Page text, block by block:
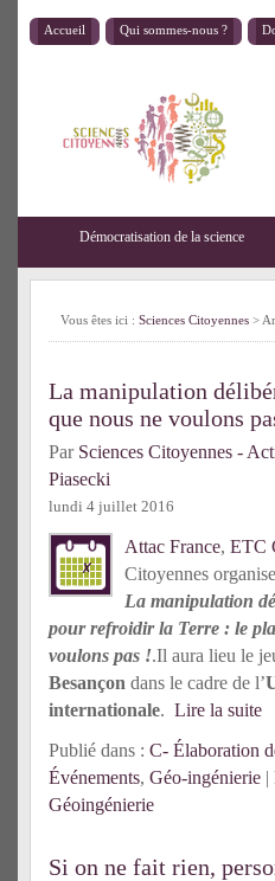
Accueil Qui sommes-nous ?
Démocratisation de la science
Vous êtes ici : Sciences Citoyennes >
La manipulation
que nous ne voulons
Par Sciences Citoyennes -
Piasecki
lundi 4 juillet 2016
Attac France, ETC
Citoyennes
La manipulation
pour refroidir la Terre : le
voulons pas !.Il aura lieu le
Besançon dans le cadre de l’
internationale. Lire la suite
Publié dans : C- Élaboration
Événements, Géo-ingénierie |
Géoingénierie
Si on ne fait rien,